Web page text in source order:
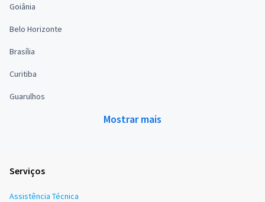
Goiânia
Belo Horizonte
Brasília
Curitiba
Guarulhos
Mostrar mais
Serviços
Assistência Técnica